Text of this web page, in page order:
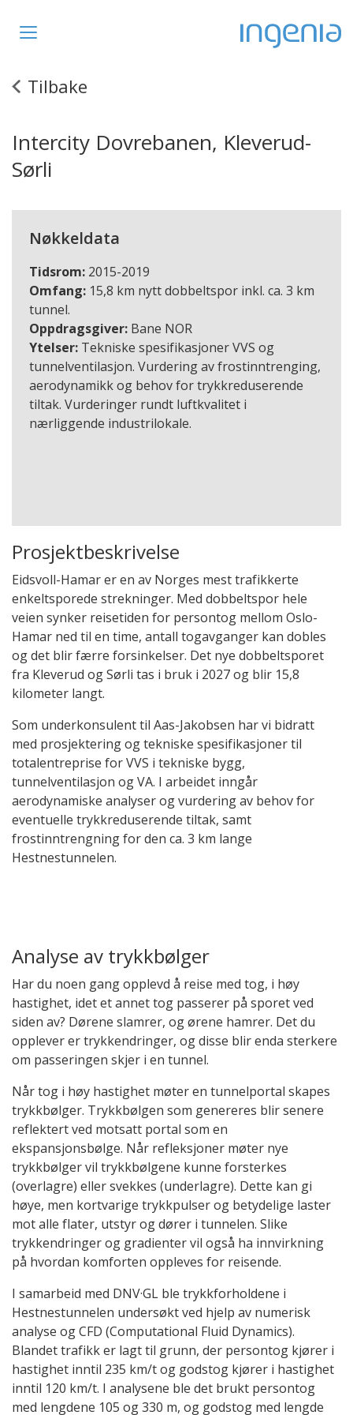
Toggle
Tilbake
Intercity Dovrebanen, Kleverud-
Sørli
Nøkkeldata
Tidsrom: 2015-2019
Omfang: 15,8 km nytt dobbeltspor inkl. ca. 3 km
tunnel.
Oppdragsgiver: Bane NOR
Ytelser: Tekniske spesifikasjoner VVS og
tunnelventilasjon. Vurdering av frostinntrenging,
aerodynamikk og behov for trykkreduserende
tiltak. Vurderinger rundt luftkvalitet i
nærliggende industrilokale.
Prosjektbeskrivelse
Eidsvoll-Hamar er en av Norges mest trafikkerte
enkeltsporede strekninger. Med dobbeltspor hele
veien synker reisetiden for persontog mellom Oslo-
Hamar ned til en time, antall togavganger kan dobles
og det blir færre forsinkelser. Det nye dobbeltsporet
fra Kleverud og Sørli tas i bruk i 2027 og blir 15,8
kilometer langt.
Som underkonsulent til Aas-Jakobsen har vi bidratt
med prosjektering og tekniske spesifikasjoner til
totalentreprise for VVS i tekniske bygg,
tunnelventilasjon og VA. I arbeidet inngår
aerodynamiske analyser og vurdering av behov for
eventuelle trykkreduserende tiltak, samt
frostinntrengning for den ca. 3 km lange
Hestnestunnelen.
Analyse av trykkbølger
Har du noen gang opplevd å reise med tog, i høy
hastighet, idet et annet tog passerer på sporet ved
siden av? Dørene slamrer, og ørene hamrer. Det du
opplever er trykkendringer, og disse blir enda sterkere
om passeringen skjer i en tunnel.
Når tog i høy hastighet møter en tunnelportal skapes
trykkbølger. Trykkbølgen som genereres blir senere
reflektert ved motsatt portal som en
ekspansjonsbølge. Når refleksjoner møter nye
trykkbølger vil trykkbølgene kunne forsterkes
(overlagre) eller svekkes (underlagre). Dette kan gi
høye, men kortvarige trykkpulser og betydelige laster
mot alle flater, utstyr og dører i tunnelen. Slike
trykkendringer og gradienter vil også ha innvirkning
på hvordan komforten oppleves for reisende.
I samarbeid med DNV·GL ble trykkforholdene i
Hestnestunnelen undersøkt ved hjelp av numerisk
analyse og CFD (Computational Fluid Dynamics).
Blandet trafikk er lagt til grunn, der persontog kjører i
hastighet inntil 235 km/t og godstog kjører i hastighet
inntil 120 km/t. I analysene ble det brukt persontog
med lengdene 105 og 330 m, og godstog med lengde